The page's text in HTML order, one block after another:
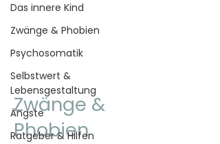
Das innere Kind
Zwänge & Phobien
Psychosomatik
Selbstwert &
Lebensgestaltung
Ängste
Ratgeber & Hilfen
Zwänge &
Phobien